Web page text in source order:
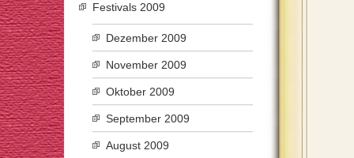
Festivals 2009
Dezember 2009
November 2009
Oktober 2009
September 2009
August 2009